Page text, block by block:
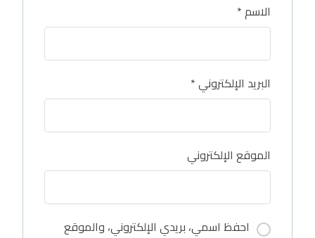
الاسم*
البريد الإلكتروني*
الموقع الإلكتروني
احفظ اسمي، بريدي الإلكتروني، والموقع